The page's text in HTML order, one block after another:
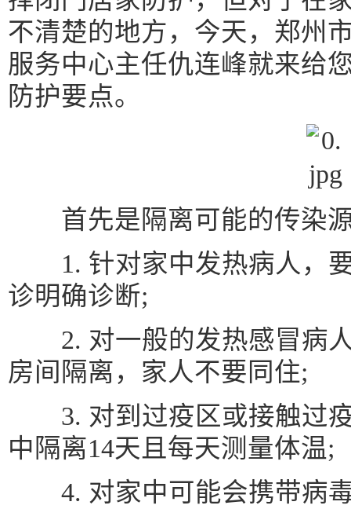
不清楚的地方，今天，郑州
服务中心主任仇连峰就来给
防护要点。
首先是隔离可能的传染
1. 针对家中发热病人，要
诊明确诊断;
2. 对一般的发热感冒病人
房间隔离，家人不要同住;
3. 对到过疫区或接触过疫
中隔离14天且每天测量体温;
4. 对家中可能会携带病毒